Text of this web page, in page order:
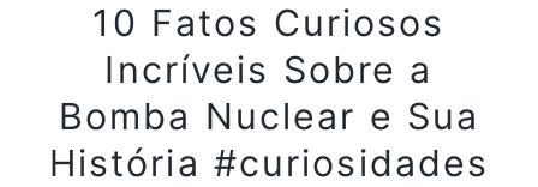
10 Fatos Curiosos
Incríveis Sobre a
Bomba Nuclear e Sua
História #curiosidades